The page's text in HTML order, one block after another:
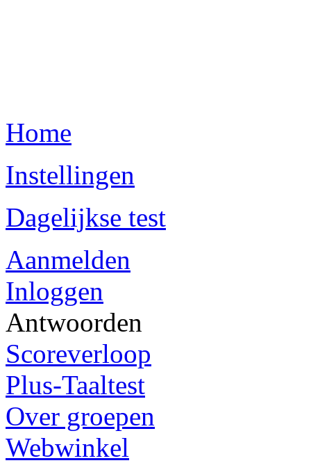
Home
Instellingen
Dagelijkse test
Aanmelden
Inloggen
Antwoorden
Scoreverloop
Plus-Taaltest
Over groepen
Webwinkel